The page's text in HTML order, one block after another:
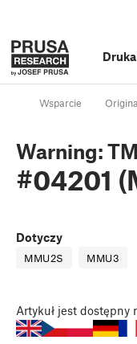
Wsparcie
Warning:
#04201
Dotyczy
MMU2S MMU3
Artykuł jest dostępny